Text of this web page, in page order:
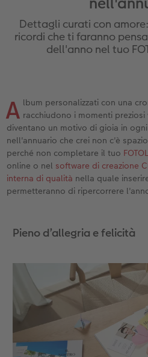
Custodia
Tasca interna
Primi passi
Come ordinare
Esempi di clienti
Coffeetable
Accessori
Nature Prints
Poster premium
Foto istantanee
Fototessere
Accessori
Poster con
Collage
Poster in
Foto su legno
Poster Gallery
Mosaico
Consigli
Accessori
Altre occasioni
Biglietti
Cartoline
Giochi
Scuola e ufficio
Stampe
Foto-box regalo
Idee regalo
Barattolo per
Novità
Cover in
Cover rigide
Cover
Con design
Calendari da
Calendario da
Calendario da
Accessori
Cartoline
Set di foto
Fototessere
Trova la filiale
per il
Regali per la
per gli sposi
per l’addio al
Matrimonio
Annuario
App
Dettagli curati con
ricordi che ti faranno
dell'anno nel tuo
A lbum personalizzati con una
racchiudono i momenti
diventano un motivo di gioia in
nell'annuario che crei non c'è
perché non completare il tuo
online o nel software di creazione
interna di qualità nella quale
permetteranno di ripercorrere
Pieno d’allegria e felicità